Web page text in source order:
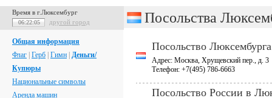
Время в г.Люксембург
06:22:06 другой город
Общая информация
Флаг Герб Гимн Деньги/
Купюры
Национальные символы
Аренда машин
Посольства
Посольство Люксембурга
Адрес: Москва, Хрущевский пер., д. 3
Телефон: +7(495) 786-6663
Посольство России в